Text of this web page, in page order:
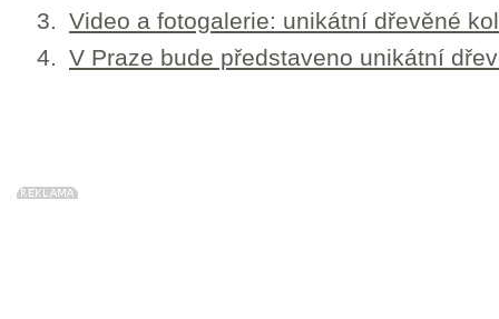
Video a fotogalerie: unikátní dřevěné
V Praze bude představeno unikátní